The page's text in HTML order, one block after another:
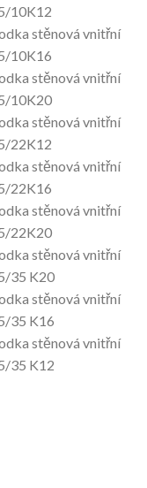
10K12
stěnová vnitřní
10K16
stěnová vnitřní
10K20
stěnová vnitřní
22K12
stěnová vnitřní
22K16
stěnová vnitřní
22K20
stěnová vnitřní
35 K20
stěnová vnitřní
35 K16
stěnová vnitřní
35 K12